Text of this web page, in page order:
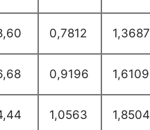
0,7812 1,3687
0,9196 1,6109
1,0563 1,8504